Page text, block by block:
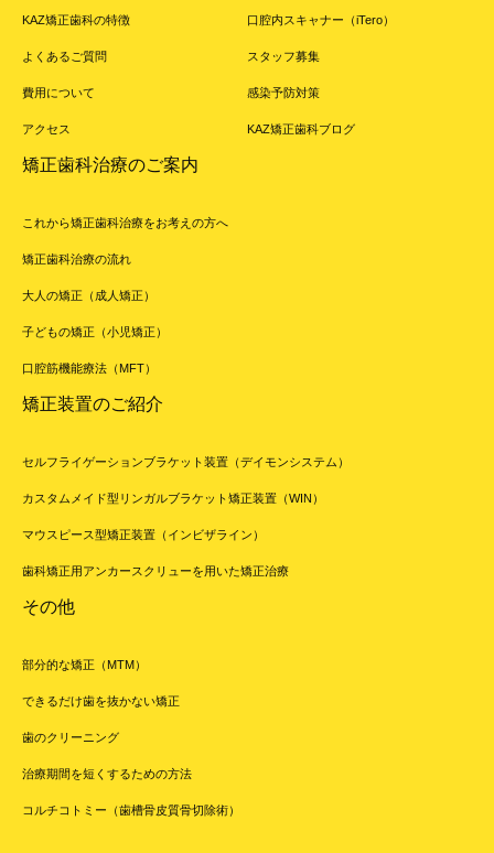
KAZ矯正歯科の特徴
よくあるご質問
費用について
アクセス
口腔内スキャナー（iTero）
スタッフ募集
感染予防対策
KAZ矯正歯科ブログ
矯正歯科治療のご案内
これから矯正歯科治療をお考えの方へ
矯正歯科治療の流れ
大人の矯正（成人矯正）
子どもの矯正（小児矯正）
口腔筋機能療法（MFT）
矯正装置のご紹介
セルフライゲーションブラケット装置（デイモンシステム）
カスタムメイド型リンガルブラケット矯正装置（WIN）
マウスピース型矯正装置（インビザライン）
歯科矯正用アンカースクリューを用いた矯正治療
その他
部分的な矯正（MTM）
できるだけ歯を抜かない矯正
歯のクリーニング
治療期間を短くするための方法
コルチコトミー（歯槽骨皮質骨切除術）